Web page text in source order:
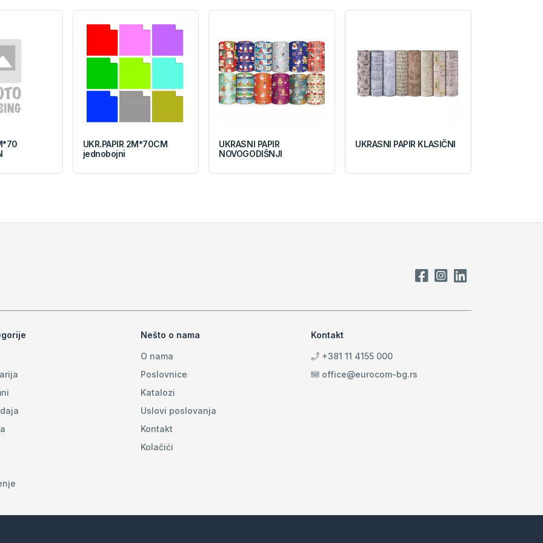
UKR.PAPIR 2M*70CM
jednobojni
UKRASNI PAPIR
NOVOGODIŠNJI
UKRASNI PAPIR KLASIČNI
Nešto o nama
O nama
Poslovnice
Katalozi
Uslovi poslovanja
Kontakt
Kolačići
Kontakt
+381 11 4155 000
office@eurocom-bg.rs